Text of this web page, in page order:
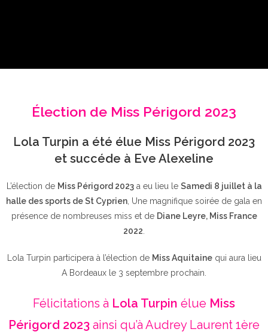
Élection de Miss Périgord 2023
Lola Turpin a été élue Miss Périgord 2023
et succéde à Eve Alexeline
L’élection de Miss Périgord 2023a eu lieu le Samedi 8 juillet à la
halle des sports de St Cyprien , Une magnifique soirée de gala en
présence de nombreuses miss et de Diane Leyre, Miss France
2022
Lola Turpin participera à l’élection de Miss Aquitainequi aura lieu
A Bordeaux le 3 septembre prochain.
Félicitations à Lola Turpin élue Miss
Périgord 2023 ainsi qu’à Audrey Laurent 1ère